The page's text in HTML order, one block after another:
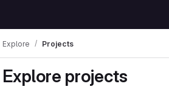
Explore Projects
Explore projects